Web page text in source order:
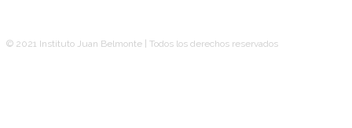
© 2021 Instituto Juan Belmonte | Todos los derechos reservados